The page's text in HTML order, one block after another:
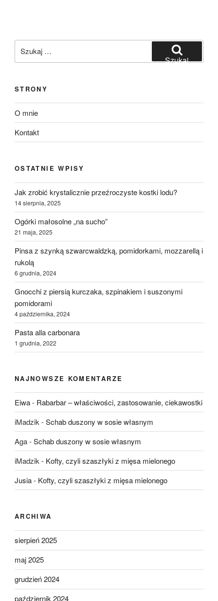
Szukaj
STRONY
O mnie
Kontakt
OSTATNIE WPISY
Jak zrobić krystalicznie przeźroczyste kostki lodu?
14 sierpnia, 2025
Ogórki małosolne „na sucho”
21 maja, 2025
Pinsa z szynką szwarcwaldzką, pomidorkami, mozzarellą i
rukolą
6 grudnia, 2024
Gnocchi z piersią kurczaka, szpinakiem i suszonymi
pomidorami
4 października, 2024
Pasta alla carbonara
1 grudnia, 2022
NAJNOWSZE KOMENTARZE
Eiwa- Rabarbar – właściwości, zastosowanie, ciekawostki
iMadzik -Schab duszony w sosie własnym
Aga-Schab duszony w sosie własnym
iMadzik - Kofty, czyli szaszłyki z mięsa mielonego
Jusia- Kofty, czyli szaszłyki z mięsa mielonego
ARCHIWA
sierpień 2025
maj 2025
grudzień 2024
październik 2024